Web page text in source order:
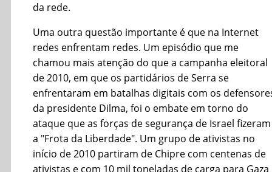
da rede.
Uma outra questão importante é que na Internet
redes enfrentam redes. Um episódio que me
chamou mais atenção do que a campanha eleitoral
de 2010, em que os partidários de Serra se
enfrentaram em batalhas digitais com os
da presidente Dilma, foi o embate em torno do
ataque que as forças de segurança de Israel fizeram
a "Frota da Liberdade". Um grupo de ativistas no
início de 2010 partiram de Chipre com centenas de
ativistas e com 10 mil toneladas de carga para Gaza